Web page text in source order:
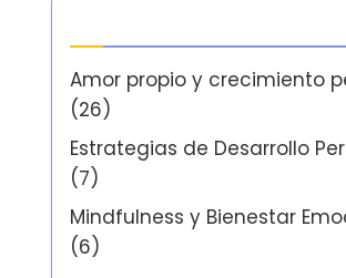
Amor propio y crecimiento
(26)
Estrategias de Desarrollo
(7)
Mindfulness y Bienestar
(6)